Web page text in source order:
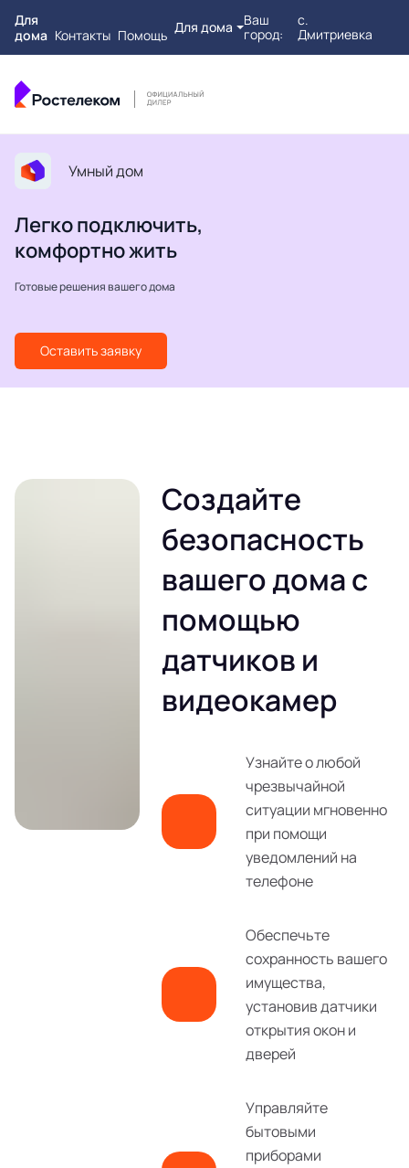
Для
дома Контакты Помощь Для дома
Ваш
город:
с.
Дмитриевка
Умный дом
Легко подключить,
комфортно жить
Готовые решения вашего дома
Оставить заявку
Создайте
безопасность
вашего дома с
помощью
датчиков и
видеокамер
Узнайте о любой
чрезвычайной
ситуации мгновенно
при помощи
уведомлений на
телефоне
Обеспечьте
сохранность вашего
имущества,
установив датчики
открытия окон и
дверей
Управляйте
бытовыми
приборами